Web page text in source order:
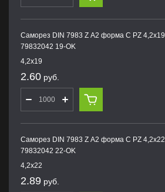
Саморез DIN 7983 Z А2 форма С PZ 4,2х19
79832042 19-OK
4,2х19
2.60 руб.
Саморез DIN 7983 Z А2 форма С PZ 4,2х22
79832042 22-OK
4,2х22
2.89 руб.